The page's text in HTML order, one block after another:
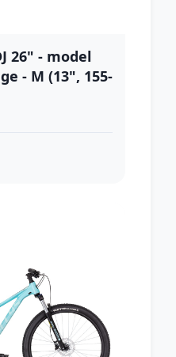
26" - model
- M (13", 155-